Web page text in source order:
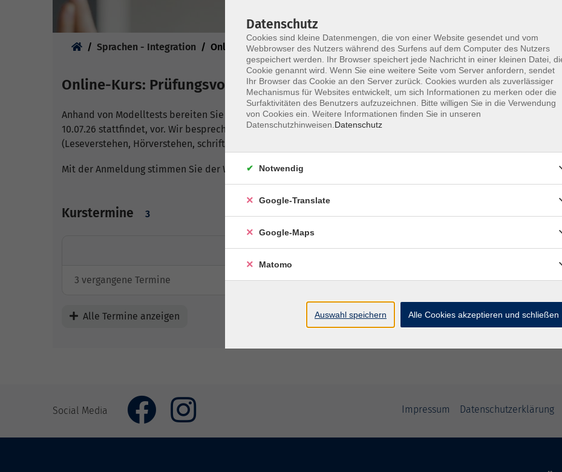
Sprachen - Integration Online-Kurse
Online-Kurs: Prüfungsvorbereitung Zertifikat Deutsch B1
Anhand von Modelltests bereiten Sie sich auf die Prüfung Zertifikat Deutsch B1 von telc, die am
10.07.26 stattfindet, vor. Wir besprechen und trainieren verschiedene Aufgabentypen
(Leseverstehen, Hörverstehen, schriftlicher Ausdruck und mündlicher Ausdruck).
Mit der Anmeldung stimmen Sie der Weitergabe Ihrer Mailadresse an die Dozentin zu.
Kurstermine 3
Ort / Raum
3 vergangene Termine
Alle Termine anzeigen
3
Social Media Impressum Datenschutzerklärung
Datenschutz
Cookies sind kleine Datenmengen, die von einer Website gesendet und vom
Webbrowser des Nutzers während des Surfens auf dem Computer des Nutzers
gespeichert werden. Ihr Browser speichert jede Nachricht in einer kleinen Datei,
Cookie genannt wird. Wenn Sie eine weitere Seite vom Server anfordern, sendet
Ihr Browser das Cookie an den Server zurück. Cookies wurden als zuverlässiger
Mechanismus für Websites entwickelt, um sich Informationen zu merken oder die
Surfaktivitäten des Benutzers aufzuzeichnen. Bitte willigen Sie in die Verwendung
von Cookies ein. Weitere Informationen finden Sie in unseren
Datenschutzhinweisen. Datenschutz
Notwendig
Google-Translate
Google-Maps
Matomo
Auswahl speichern Alle Cookies akzeptieren und schließen